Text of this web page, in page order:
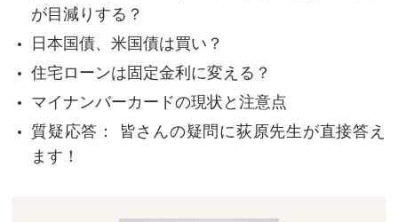
が目減りする？
日本国債、米国債は買い？
住宅ローンは固定金利に変える？
マイナンバーカードの現状と注意点
質疑応答： 皆さんの疑問に荻原先生が直接答え
ます！